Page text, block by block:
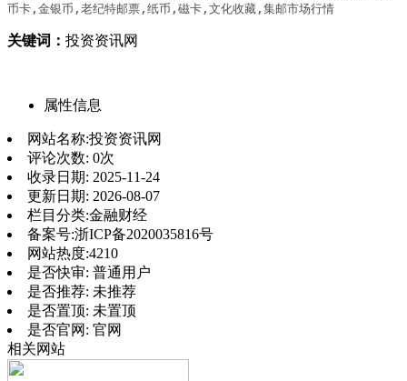
币卡,金银币,老纪特邮票,纸币,磁卡,文化收藏,集邮市场行情
关键词： 投资资讯网
属性信息
网站名称:投资资讯网
评论次数: 0次
收录日期: 2025-11-24
更新日期: 2026-08-07
栏目分类:金融财经
备案号:浙ICP备2020035816号
网站热度:4210
是否快审: 普通用户
是否推荐: 未推荐
是否置顶: 未置顶
是否官网: 官网
相关网站